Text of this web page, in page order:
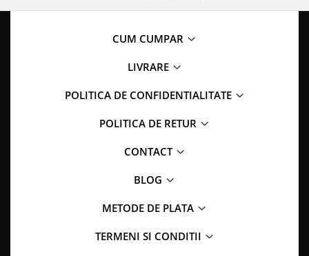
CUM CUMPAR
LIVRARE
POLITICA DE CONFIDENTIALITATE
POLITICA DE RETUR
CONTACT
BLOG
METODE DE PLATA
TERMENI SI CONDITII